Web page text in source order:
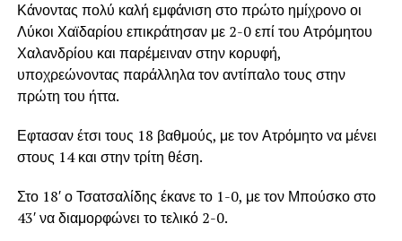
Κάνοντας πολύ καλή εμφάνιση στο πρώτο ημίχρονο οι
Λύκοι Χαϊδαρίου επικράτησαν με 2-0 επί του Ατρόμητου
Χαλανδρίου και παρέμειναν στην κορυφή,
υποχρεώνοντας παράλληλα τον αντίπαλο τους στην
πρώτη του ήττα.
Εφτασαν έτσι τους 18 βαθμούς, με τον Ατρόμητο να μένει
στους 14 και στην τρίτη θέση.
Στο 18′ ο Τσατσαλίδης έκανε το 1-0, με τον Μπούσκο στο
43′ να διαμορφώνει το τελικό 2-0.